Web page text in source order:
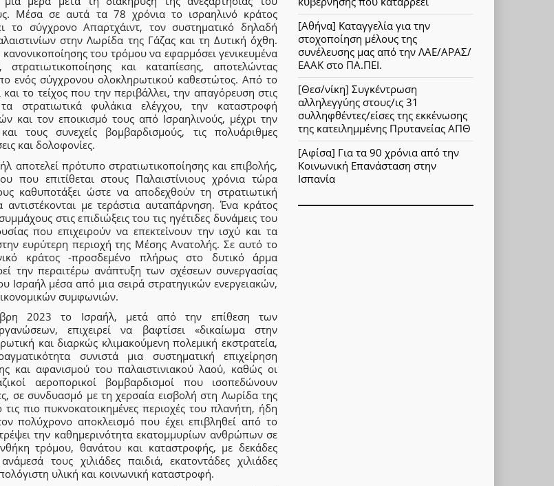
Μέσα σε αυτά τα 78 χρόνια το ισραηλινό κράτος
το σύγχρονο Απαρτχάιντ, τον συστηματικό δηλαδή
στην Λωρίδα της Γάζας και τη Δυτική όχθη.
του τρόμου να εφαρμόσει γενικευμένα
στρατιωτικοποίησης και καταπίεσης, αποτελώντας
ενός σύγχρονου ολοκληρωτικού καθεστώτος. Από το
το τείχος που την περιβάλλει, την απαγόρευση στις
τα στρατιωτικά φυλάκια ελέγχου, την καταστροφή
και τον εποικισμό τους από Ισραηλινούς, μέχρι την
τους συνεχείς βομβαρδισμούς, τις πολυάριθμες
και δολοφονίες.
αποτελεί πρότυπο στρατιωτικοποίησης και επιβολής,
που επιτίθεται στους Παλαιστίνιους χρόνια τώρα
καθυποτάξει ώστε να αποδεχθούν τη στρατιωτική
με τεράστια αυταπάρνηση. Ένα κράτος
στις επιδιώξεις του τις ηγέτιδες δυνάμεις του
που επιχειρούν να επεκτείνουν την ισχύ και τα
ευρύτερη περιοχή της Μέσης Ανατολής. Σε αυτό το
κράτος -προσδεμένο πλήρως στο δυτικό άρμα
την περαιτέρω ανάπτυξη των σχέσεων συνεργασίας
Ισραήλ μέσα από μια σειρά στρατηγικών ενεργειακών,
συμφωνιών.
2023 το Ισραήλ, μετά από την επίθεση των
επιχειρεί να βαφτίσει «δικαίωμα στην
και διαρκώς κλιμακούμενη πολεμική εκστρατεία,
συνιστά μια συστηματική επιχείρηση
και αφανισμού του παλαιστινιακού λαού, καθώς οι
αεροπορικοί βομβαρδισμοί που ισοπεδώνουν
σε συνδυασμό με τη χερσαία εισβολή στη Λωρίδα της
πιο πυκνοκατοικημένες περιοχές του πλανήτη, ήδη
πολύχρονο αποκλεισμό που έχει επιβληθεί από το
την καθημερινότητα εκατομμυρίων ανθρώπων σε
τρόμου, θανάτου και καταστροφής, με δεκάδες
τους χιλιάδες παιδιά, εκατοντάδες χιλιάδες
υλική και κοινωνική καταστροφή.
[Αθήνα] Καταγγελία για την
στοχοποίηση μέλους της
συνέλευσης μας από την ΛΑΕ/ΑΡΑΣ/
ΕΑΑΚ στο ΠΑ.ΠΕΙ.
[Θεσ/νίκη] Συγκέντρωση
αλληλεγγύης στους/ις 31
συλληφθέντες/είσες της εκκένωσης
της κατειλημμένης Πρυτανείας ΑΠΘ
[Αφίσα] Για τα 90 χρόνια από την
Κοινωνική Επανάσταση στην
Ισπανία